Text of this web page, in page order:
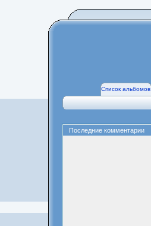
Список альбомов
Последние комментарии